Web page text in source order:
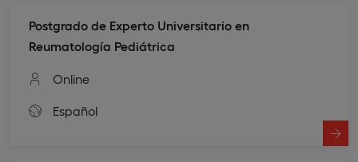
Postgrado de Experto Universitario en
Reumatología Pediátrica
Online
Español